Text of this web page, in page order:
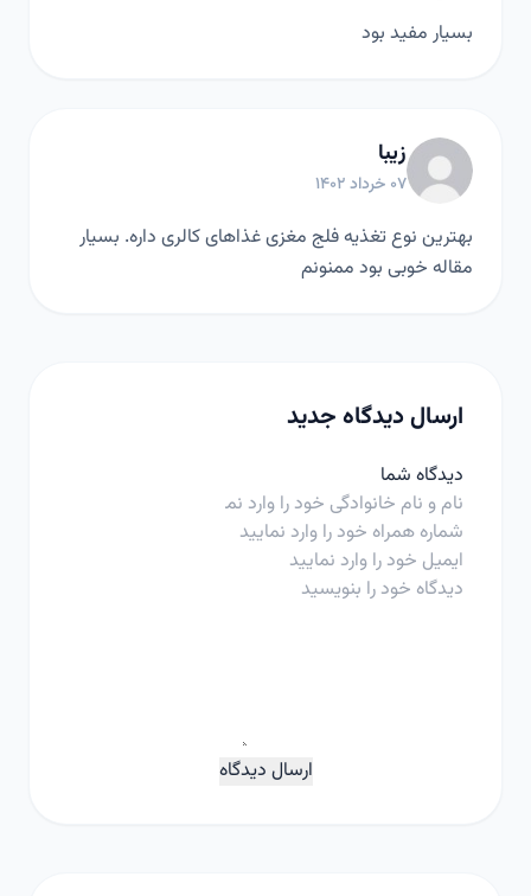
بسیار مفید بود
زیبا
۰۷ خرداد ۱۴۰۲
بهترین نوع تغذیه فلج مغزی غذاهای کالری داره. بسیار
مقاله خوبی بود ممنونم
ارسال دیدگاه جدید
دیدگاه شما
ارسال دیدگاه